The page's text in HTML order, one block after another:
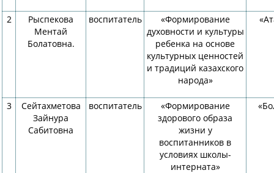
2
Рыспекова
Ментай
Болатовна.
воспитатель
«Формирование
духовности и культуры
ребенка на основе
культурных ценностей
и традиций казахского
народа»
3
Сейтахметова
Зайнура
Сабитовна
воспитатель
«Формирование
здорового образа
жизни у
воспитанников в
условиях школы-
интерната»